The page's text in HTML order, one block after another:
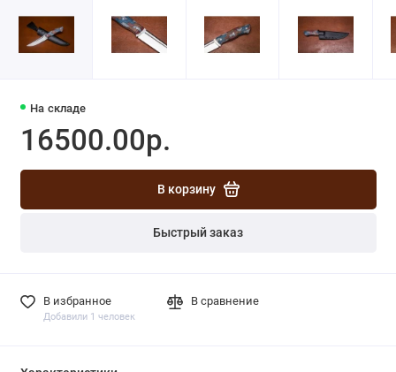
На складе
16500.00р.
В корзину
Быстрый заказ
В избранное
Добавили 1 человек
В сравнение